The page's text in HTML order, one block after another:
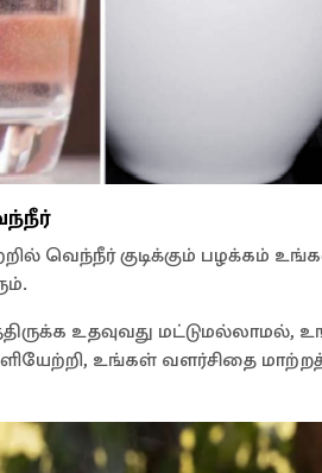
வெந்நீர் குடிக்கும் பழக்கம்
உதவுவது மட்டுமல்லாமல்,
உங்கள் வளர்சிதை